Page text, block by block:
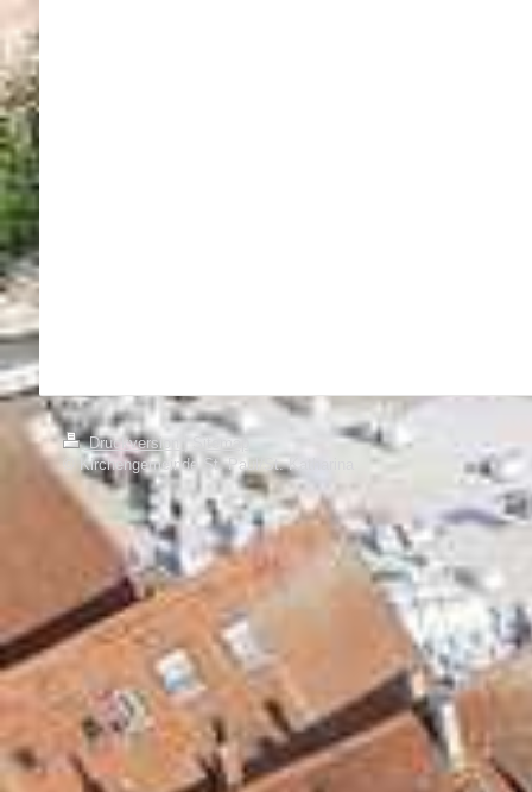
Druckversion
Sitemap
© Kirchengemeinde St. Paul/St. Katharina